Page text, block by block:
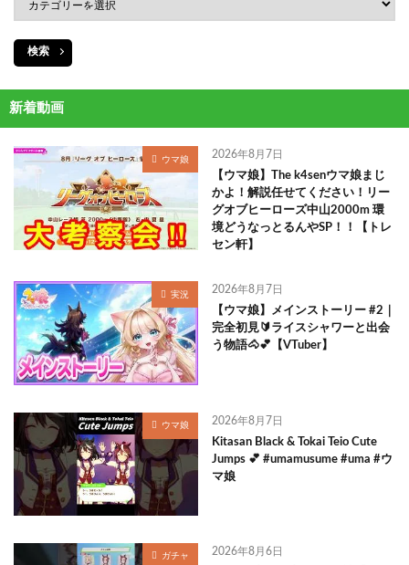
検索
新着動画
ウマ娘 2026年8月7日
【ウマ娘】The k4senウマ娘まじ
かよ！解説任せてください！リー
グオブヒーローズ中山2000m 環
境どうなっとるんやSP！！【トレ
セン軒】
実況 2026年8月7日
【ウマ娘】メインストーリー #2｜
完全初見🔰ライスシャワーと出会
う物語🐴💕【VTuber】
ウマ娘 2026年8月7日
Kitasan Black & Tokai Teio Cute
Jumps 💕 #umamusume #uma #ウ
マ娘
ガチャ 2026年8月6日